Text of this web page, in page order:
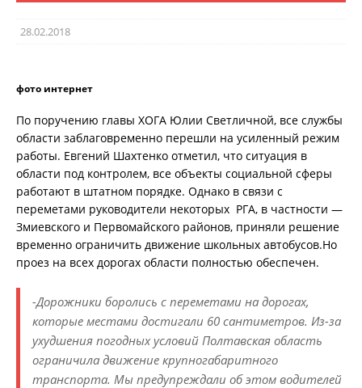
28.02.2018
фото интернет
По поручению главы ХОГА Юлии Светличной, все службы
области заблаговременно перешли на усиленный режим
работы. Евгений Шахтенко отметил, что ситуация в
области под контролем, все объекты социальной сферы
работают в штатном порядке. Однако в связи с
переметами руководители некоторых РГА, в частности —
Змиевского и Первомайского районов, приняли решение
временно ограничить движение школьных автобусов.Но
проез на всех дорогах области полностью обеспечен.
-Дорожники боролись с переметами на дорогах,
которые местами достигали 60 сантиметров. Из-за
ухудшения погодных условий Полтавская область
ограничила движение крупногабаритного
транспорта. Мы предупреждали об этом водителей